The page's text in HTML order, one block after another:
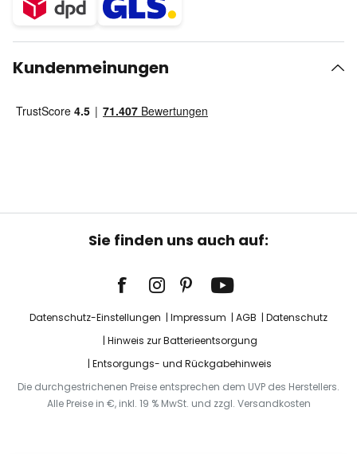
Kundenmeinungen
Sie finden uns auch auf:
Datenschutz-Einstellungen Impressum AGB
Datenschutz
Hinweis zur Batterieentsorgung
Entsorgungs- und Rückgabehinweis
Die durchgestrichenen Preise entsprechen dem UVP des Herstellers.
Alle Preise in €, inkl. 19 % MwSt. und zzgl. Versandkosten